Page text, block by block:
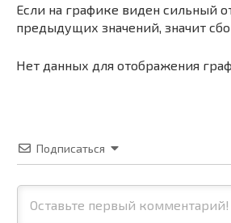
Если на графике виден сильный
предыдущих значений, значит
Нет данных для отображения
Подписаться